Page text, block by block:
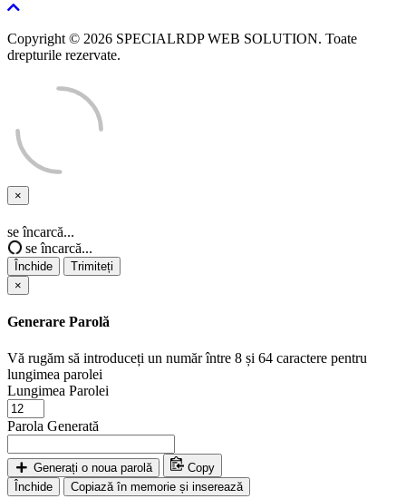
Copyright © 2026 SPECIALRDP WEB SOLUTION. Toate
drepturile rezervate.
×
Închide
se încarcă...
se încarcă...
Închide
Trimiteți
×
Generare Parolă
Vă rugăm să introduceți un număr între 8 și 64 caractere pentru
lungimea parolei
Lungimea Parolei
Parola Generată
Generați o noua parolă
Copy
Închide
Copiază în memorie și inserează